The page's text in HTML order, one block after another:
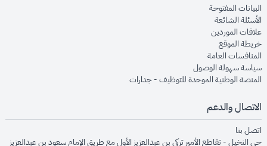
البيانات المفتوحةopens in new window
الأسئلة الشائعةopens in new window
علاقات الموردينopens in new window
خريطة الموقعopens in new window
المنافسات العامةopens in new window
سياسة سهولة الوصولopens in new window
المنصة الوطنية الموحدة للتوظيف - جداراتopens in new window
الاتصال والدعم
اتصل بنا
حي النخيل - تقاطع الأمير تركي بن عبدالعزيز الأول مع طريق الإمام سعود بن عبدالعزيز